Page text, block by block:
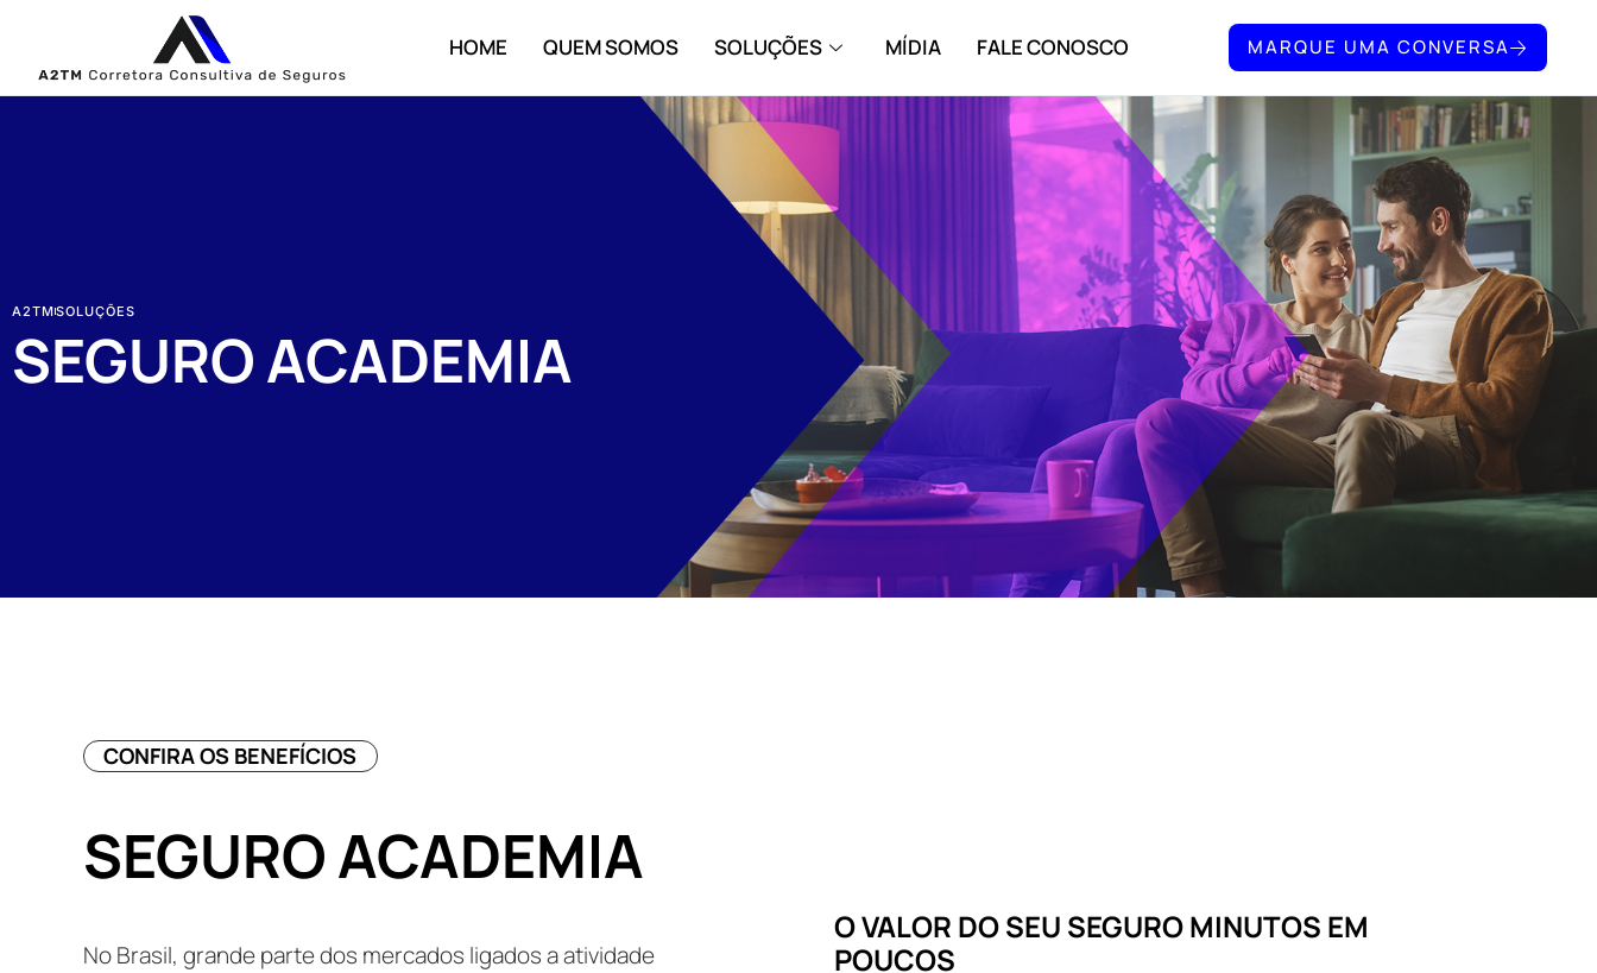
HOME QUEM SOMOS SOLUÇÕES MÍDIA FALE CONOSCO MARQUE UMA CONVERSA
A2TMSOLUÇÕES
SEGURO ACADEMIA
CONFIRA OS BENEFÍCIOS
SEGURO ACADEMIA
No Brasil, grande parte dos mercados ligados a atividade
O VALOR DO SEU SEGURO MINUTOS EM
POUCOS